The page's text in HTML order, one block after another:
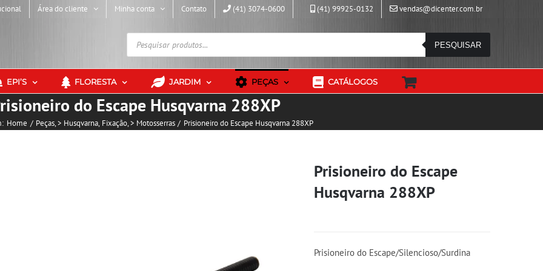
Área do cliente Minha conta Contato (41) 3074-0600 (41) 99925-0132 vendas@dicenter.com.br
Pesquisar
produtos
PESQUISAR
EPI’S FLORESTA JARDIM PEÇAS CATÁLOGOS
do Escape Husqvarna 288XP
Home Peças > Husqvarna Fixação > Motosserras Prisioneiro do Escape Husqvarna 288XP
Prisioneiro do Escape
Husqvarna 288XP
Prisioneiro do Escape/Silencioso/Surdina